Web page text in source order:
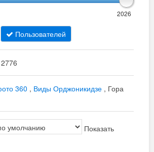
2026
Пользователей
360 , Виды Орджоникидзе , Гора
Показать